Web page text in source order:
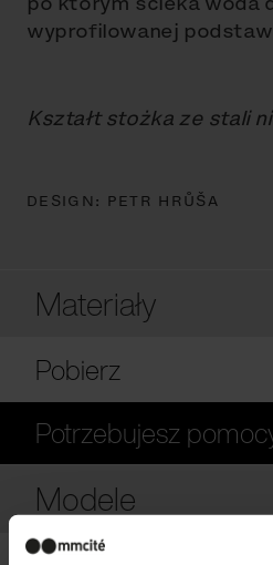
wyprofilowanej
Kształt stożka ze stali
DESIGN: PETR HRŮŠA
Materiały
Pobierz
Potrzebujesz
Modele